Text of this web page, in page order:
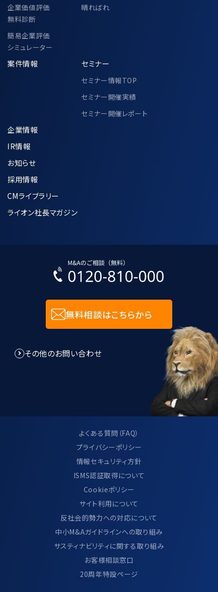
企業価値評価
無料診断
簡易企業評価
シミュレーター
晴ればれ
案件情報 セミナー
セミナー情報TOP
セミナー開催実績
セミナー開催レポート
企業情報
IR情報
お知らせ
採用情報
CMライブラリー
ライオン社長マガジン
無料相談はこちらから
その他のお問い合わせ
よくある質問（FAQ）
プライバシーポリシー
情報セキュリティ方針
ISMS認証取得について
Cookieポリシー
サイト利用について
反社会的勢力への対応について
中小M&Aガイドラインへの取り組み
サスティナビリティに関する取り組み
お客様相談窓口
20周年特設ページ